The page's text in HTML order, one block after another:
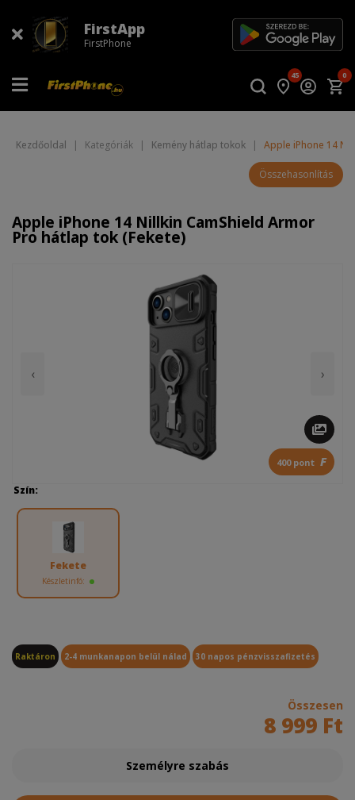
FirstApp
FirstPhone
45 0
Kezdőoldal | Kategóriák | Kemény hátlap tokok | Apple iPhone 14
Összehasonlítás
Apple iPhone 14 Nillkin CamShield Armor
Pro hátlap tok (Fekete)
‹ ›
400 pont F
Szín:
Fekete
Készletinfó:
Raktáron 2-4 munkanapon belül nálad 30 napos pénzvisszafizetés
Összesen
8 999 Ft
Személyre szabás